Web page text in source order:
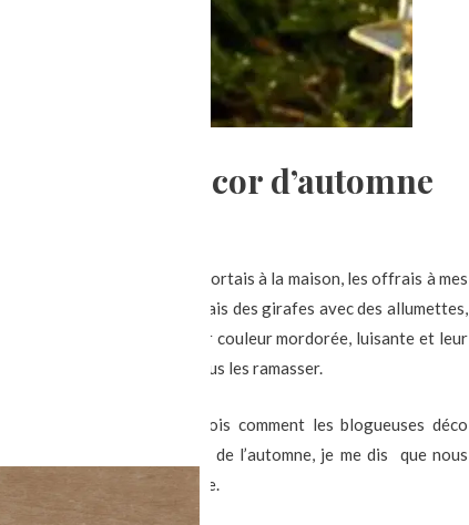
un beau décor d’automne
le jardin public. Je les rapportais à la maison, les offrais à mes
devant ! ), parfois j’en faisais des girafes avec des allumettes,
en peluche… J’adorais leur couleur mordorée, luisante et leur
assez grandes pour tous les ramasser.
de cette saison, que je vois comment les blogueuses déco
et autres merveilles de l’automne, je me dis que nous
souvenirs heureux d’enfance.